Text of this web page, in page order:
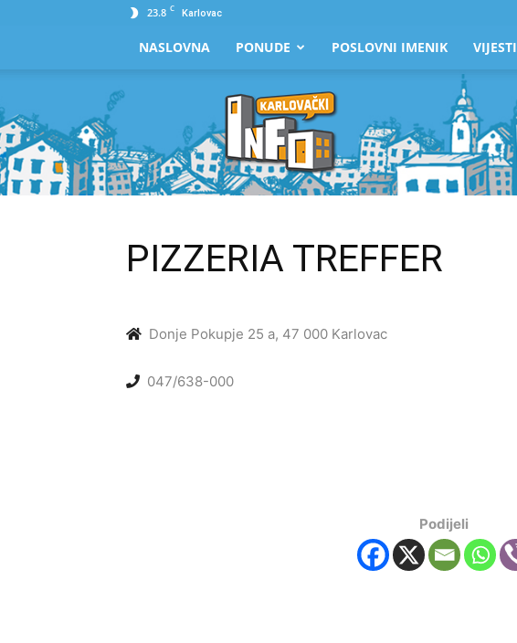
23.8 C Karlovac
NASLOVNA PONUDE POSLOVNI IMENIK VIJESTI
Karlovački
PIZZERIA TREFFER
Donje Pokupje 25 a, 47 000 Karlovac
047/638-000
Podijeli